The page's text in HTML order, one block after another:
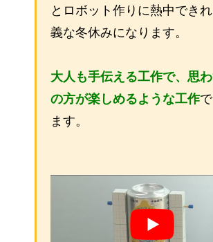
とロボット作りに熱中でき
義な冬休みになります。
大人も手伝える工作で、思
の方が楽しめるような工作
ます。